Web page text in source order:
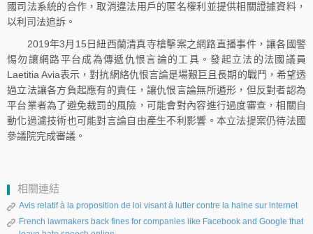
國司法系統的合作，取消違法用戶的匿名權利並提供相關證據資料，
以利司法追訴。
2019年3月15日紐西蘭清真寺槍擊案之網路直播事件，讓各國警
惕勿讓網路平台成為傳遞仇恨言論的工具。發起立法的法國議員
Laetitia Avia表示，對抗網絡仇恨言論是場艱巨且長期的戰鬥，希望透
過立法讓各方負起應有的責任，讓仇恨言論無所遁形，但反對者認為
平台業者為了避免裁罰的風險，可能會對內容進行過度審查，相關自
動化過濾技術也可能對言論自由產生不利影響。本立法提案仍待法國
參議院完成審議。
相關連結
Avis relatif à la proposition de loi visant à lutter contre la haine sur internet
French lawmakers back fines for companies like Facebook and Google that